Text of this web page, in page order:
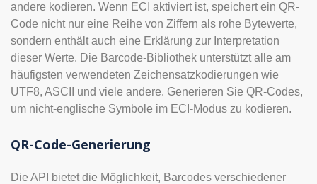
andere kodieren. Wenn ECI aktiviert ist, speichert ein QR-
Code nicht nur eine Reihe von Ziffern als rohe Bytewerte,
sondern enthält auch eine Erklärung zur Interpretation
dieser Werte. Die Barcode-Bibliothek unterstützt alle am
häufigsten verwendeten Zeichensatzkodierungen wie
UTF8, ASCII und viele andere. Generieren Sie QR-Codes,
um nicht-englische Symbole im ECI-Modus zu kodieren.
QR-Code-Generierung
Die API bietet die Möglichkeit, Barcodes verschiedener